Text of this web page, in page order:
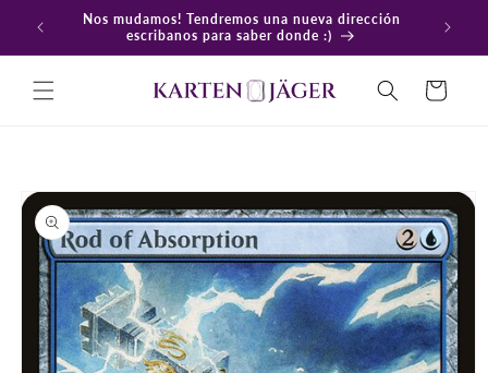
directamenteNos mudamos! Tendremos una nueva dirección
escribanos para saber donde :)
Carrito
directamente
a la
información
del producto